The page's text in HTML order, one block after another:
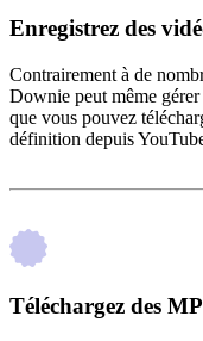
Enregistrez des
Contrairement à de
Downie peut même
que vous pouvez
définition depuis
Téléchargez des